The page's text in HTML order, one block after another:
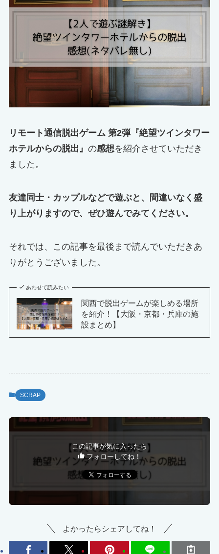
リモート通信脱出ゲーム 第2弾『絶望ツインタワー
ホテルからの脱出』 の感想を紹介させていただき
ました。
友達同士・カップルなどで遊ぶと、間違いなく盛
り上がりますので、ぜひ遊んでみてください。
それでは、この記事を最後まで読んでいただきあ
りがとうございました。
あわせて読みたい
関西で脱出ゲームが楽しめる場所
を紹介！【大阪・京都・兵庫の施
設まとめ】
SCRAP
この記事が気に入ったら
フォローしてね！
よかったらシェアしてね！